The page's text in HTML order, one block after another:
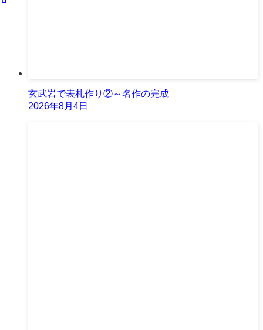
玄武岩で表札作り②～名作の完成
2026年8月4日